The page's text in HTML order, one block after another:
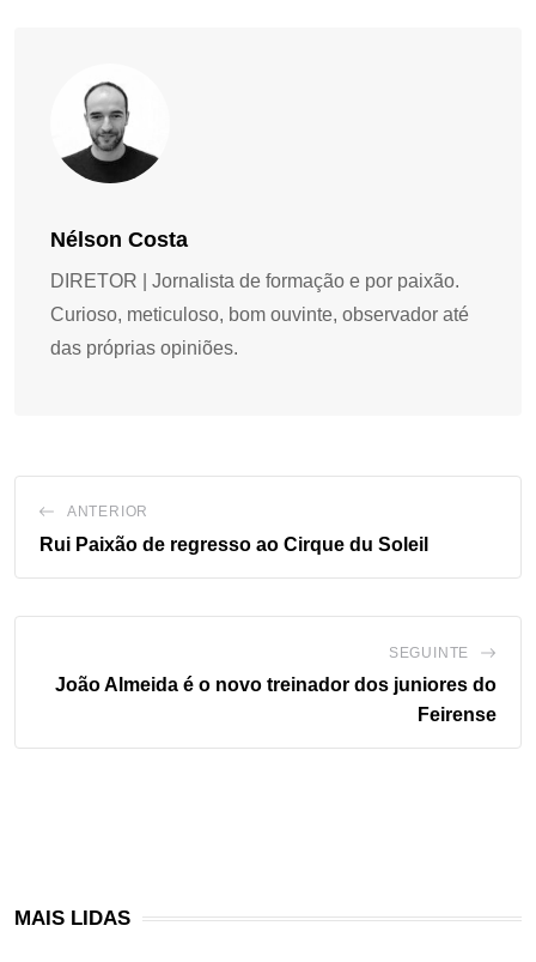
Nélson Costa
DIRETOR | Jornalista de formação e por paixão.
Curioso, meticuloso, bom ouvinte, observador até
das próprias opiniões.
ANTERIOR
Rui Paixão de regresso ao Cirque du Soleil
SEGUINTE
João Almeida é o novo treinador dos juniores do
Feirense
MAIS LIDAS